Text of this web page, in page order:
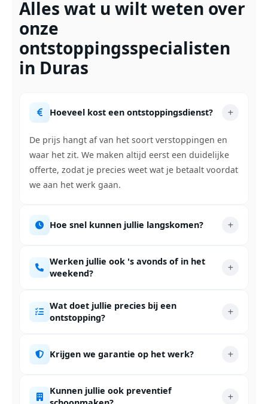
Alles wat u wilt weten over
onze
ontstoppingsspecialisten
in Duras
Hoeveel kost een ontstoppingsdienst?
De prijs hangt af van het soort verstoppingen en
waar het zit. We maken altijd eerst een duidelijke
offerte, zodat je precies weet wat je betaalt voordat
we aan het werk gaan.
Hoe snel kunnen jullie langskomen?
Werken jullie ook 's avonds of in het
weekend?
Wat doet jullie precies bij een
ontstopping?
Krijgen we garantie op het werk?
Kunnen jullie ook preventief